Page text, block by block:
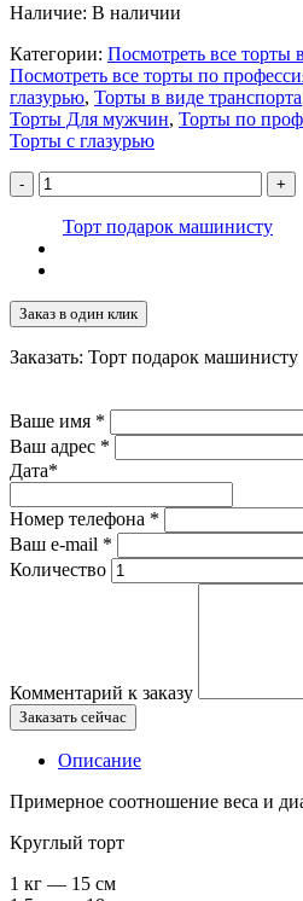
Наличие: В наличии
Категории: Посмотреть все торты
Посмотреть все торты по
глазурью, Торты в виде транспорта
Торты Для мужчин, Торты по
Торты с глазурью
- +
Торт подарок машинисту
Заказ в один клик
Заказать: Торт подарок машинисту
Ваше имя *
Ваш адрес *
Дата*
Номер телефона *
Ваш e-mail *
Количество
Комментарий к заказу
Заказать сейчас
Описание
Примерное соотношение веса и
Круглый торт
1 кг — 15 см